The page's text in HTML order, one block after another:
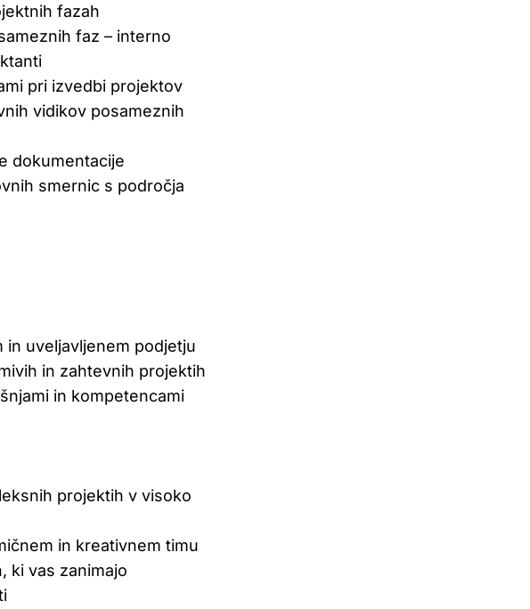
fazah
faz – interno
pri izvedbi projektov
vidikov posameznih
dokumentacije
smernic s področja
uveljavljenem podjetju
in zahtevnih projektih
in kompetencami
projektih v visoko
in kreativnem timu
ki vas zanimajo